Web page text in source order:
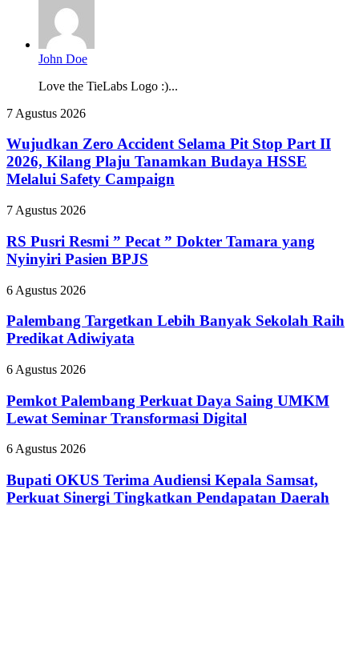
John Doe
Love the TieLabs Logo :)...
Wujudkan
Accident
Selama
Pit
Stop
II
Kilang
Plaju
Tanamkan
Budaya
HSSE
Melalui
Safety
Campaign
7 Agustus 2026
Wujudkan Zero Accident Selama Pit Stop Part II
2026, Kilang Plaju Tanamkan Budaya HSSE
Melalui Safety Campaign
RS
Resmi
”
Pecat
Dokter
yang
Nyinyiri
BPJS
7 Agustus 2026
RS Pusri Resmi ” Pecat ” Dokter Tamara yang
Nyinyiri Pasien BPJS
Palembang
Lebih
Banyak
Sekolah
Predikat
6 Agustus 2026
Palembang Targetkan Lebih Banyak Sekolah Raih
Predikat Adiwiyata
Pemkot
Perkuat
Daya
Saing
Lewat
Transformasi
Digital
6 Agustus 2026
Pemkot Palembang Perkuat Daya Saing UMKM
Lewat Seminar Transformasi Digital
Bupati
Terima
Audiensi
Kepala
6 Agustus 2026
Bupati OKUS Terima Audiensi Kepala Samsat,
Perkuat Sinergi Tingkatkan Pendapatan Daerah